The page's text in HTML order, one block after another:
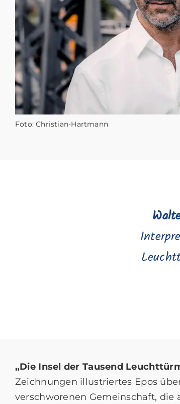
Foto: Christian-Hartmann
„Die Insel der Tausend
Zeichnungen illustriertes Epos
verschworenen Gemeinschaft, die